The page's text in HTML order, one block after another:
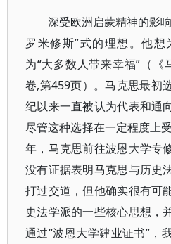
深受欧洲启蒙精神的影
罗米修斯”式的理想。他想
为“大多数人带来幸福”（《
卷,第459页）。马克思最初
纪以来一直被认为代表和通
尽管这种选择在一定程度上
年，马克思前往波恩大学专
没有证据表明马克思与历史
打过交道，但他确实很有可
史法学派的一些核心思想，
通过“波恩大学肄业证书”，